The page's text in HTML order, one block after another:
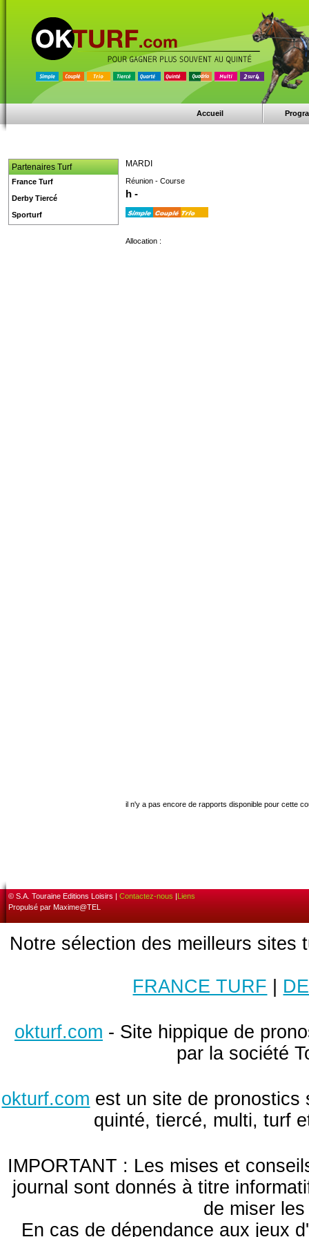
Accueil
MARDI
Réunion - Course
h -
Allocation :
il n'y a pas encore de rapports disponible pour cette
Partenaires Turf
France Turf
Derby Tiercé
Sporturf
© S.A. Touraine Editions Loisirs | Contactez-nous |Liens
Propulsé par Maxime@TEL
Notre sélection des meilleurs sites
FRANCE TURF
okturf.com - Site hippique de
par la société
okturf.com est un site de pronostics
quinté, tiercé, multi, turf
IMPORTANT : Les mises et
journal sont donnés à titre
de miser
En cas de dépendance aux jeux